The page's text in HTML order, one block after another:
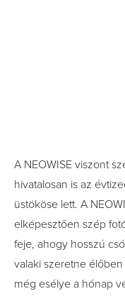
A NEOWISE viszont
hivatalosan is az
üstököse lett. A
elképesztően szép
feje, ahogy hosszú
valaki szeretne
még esélye a hónap